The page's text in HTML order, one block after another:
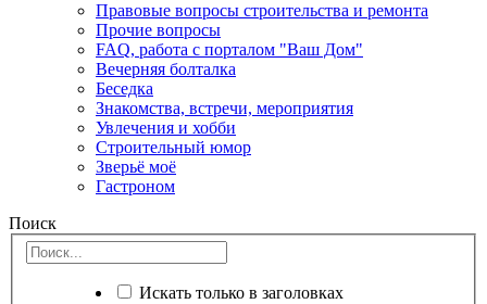
Правовые вопросы строительства и ремонта
Прочие вопросы
FAQ, работа с порталом "Ваш Дом"
Вечерняя болталка
Беседка
Знакомства, встречи, мероприятия
Увлечения и хобби
Строительный юмор
Зверьё моё
Гастроном
Поиск
Искать только в заголовках